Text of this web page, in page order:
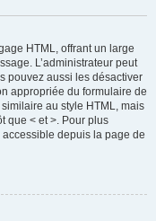
HTML, offrant un large
L’administrateur peut
pouvez aussi les désactiver
appropriée du formulaire de
au style HTML, mais
que < et >. Pour plus
depuis la page de